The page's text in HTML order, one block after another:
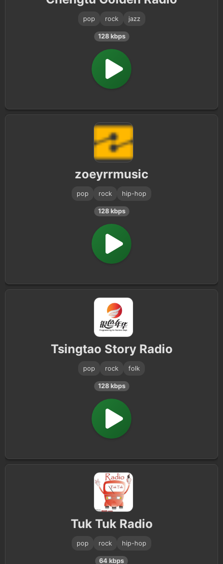
pop rock jazz
128 kbps
zoeyrrmusic
pop rock hip-hop
128 kbps
Tsingtao Story Radio
pop rock folk
128 kbps
Tuk Tuk Radio
pop rock hip-hop
64 kbps